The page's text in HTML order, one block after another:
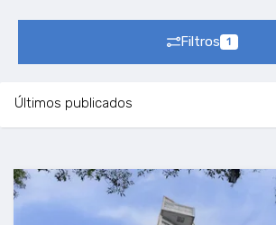
Filtros 1